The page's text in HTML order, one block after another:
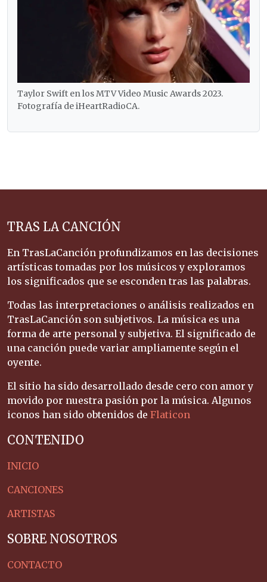
Taylor Swift en los MTV Video Music Awards 2023.
Fotografía de iHeartRadioCA.
TRAS LA CANCIÓN
En TrasLaCanción profundizamos en las decisiones
artísticas tomadas por los músicos y exploramos
los significados que se esconden tras las palabras.
Todas las interpretaciones o análisis realizados en
TrasLaCanción son subjetivos. La música es una
forma de arte personal y subjetiva. El significado de
una canción puede variar ampliamente según el
oyente.
El sitio ha sido desarrollado desde cero con amor y
movido por nuestra pasión por la música. Algunos
iconos han sido obtenidos de Flaticon
CONTENIDO
INICIO
CANCIONES
ARTISTAS
SOBRE NOSOTROS
CONTACTO